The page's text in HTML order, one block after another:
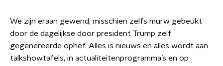
We zijn eraan gewend, misschien zelfs murw gebeukt
door de dagelijkse door president Trump zelf
gegenereerde ophef. Alles is nieuws en alles wordt aan
talkshowtafels, in actualiteitenprogramma’s en op